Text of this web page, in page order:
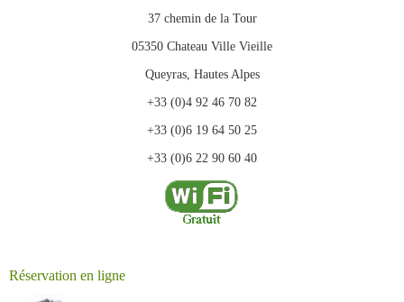
37 chemin de la Tour
05350 Chateau Ville Vieille
Queyras, Hautes Alpes
+33 (0)4 92 46 70 82
+33 (0)6 19 64 50 25
+33 (0)6 22 90 60 40
Réservation en ligne